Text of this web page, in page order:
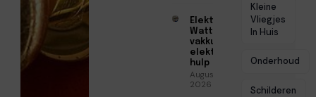
Elektricien
Watt voor
vakkundige
elektrische
hulp
Augustus 5,
2026
Kleine
Vliegjes
In Huis
Onderhoud
Schilderen